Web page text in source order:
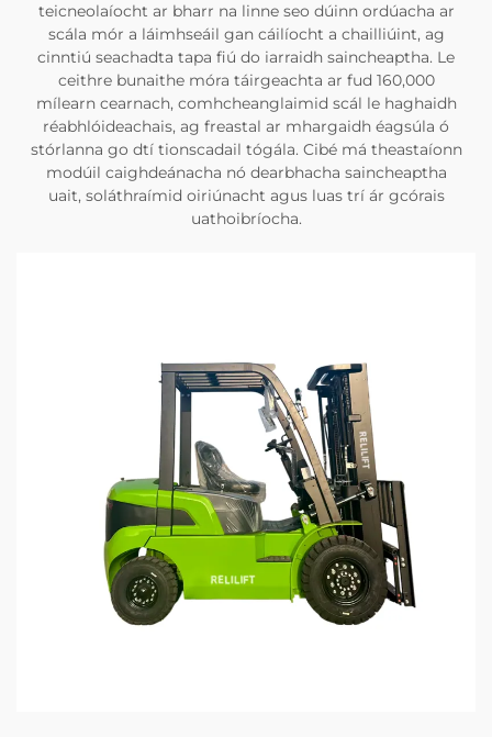
teicneolaíocht ar bharr na linne seo dúinn ordúacha ar
scála mór a láimhseáil gan cáilíocht a chailliúint, ag
cinntiú seachadta tapa fiú do iarraidh saincheaptha. Le
ceithre bunaithe móra táirgeachta ar fud 160,000
mílearn cearnach, comhcheanglaimid scál le haghaidh
réabhlóideachais, ag freastal ar mhargaidh éagsúla ó
stórlanna go dtí tionscadail tógála. Cibé má theastaíonn
modúil caighdeánacha nó dearbhacha saincheaptha
uait, soláthraímid oiriúnacht agus luas trí ár gcórais
uathoibríocha.